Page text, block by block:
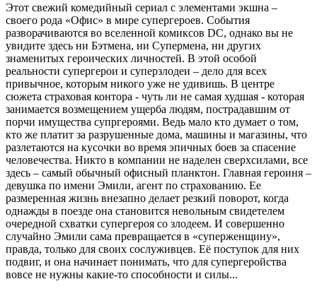
Этот свежий комедийный сериал с элементами экшна –
своего рода «Офис» в мире супергероев. События
разворачиваются во вселенной комиксов DC, однако вы не
увидите здесь ни Бэтмена, ни Супермена, ни других
знаменитых героических личностей. В этой особой
реальности супергерои и суперзлодеи – дело для всех
привычное, которым никого уже не удивишь. В центре
сюжета страховая контора - чуть ли не самая худшая - которая
занимается возмещением ущерба людям, пострадавшим от
порчи имущества супргероями. Ведь мало кто думает о том,
кто же платит за разрушенные дома, машины и магазины, что
разлетаются на кусочки во время эпичных боев за спасение
человечества. Никто в компании не наделен сверхсилами, все
здесь – самый обычный офисный планктон. Главная героиня –
девушка по имени Эмили, агент по страхованию. Ее
размеренная жизнь внезапно делает резкий поворот, когда
однажды в поезде она становится невольным свидетелем
очередной схватки супергероя со злодеем. И совершенно
случайно Эмили сама превращается в «суперженщину»,
правда, только для своих сослуживцев. Её поступок для них
подвиг, и она начинает понимать, что для супергеройства
вовсе не нужны какие-то способности и силы...